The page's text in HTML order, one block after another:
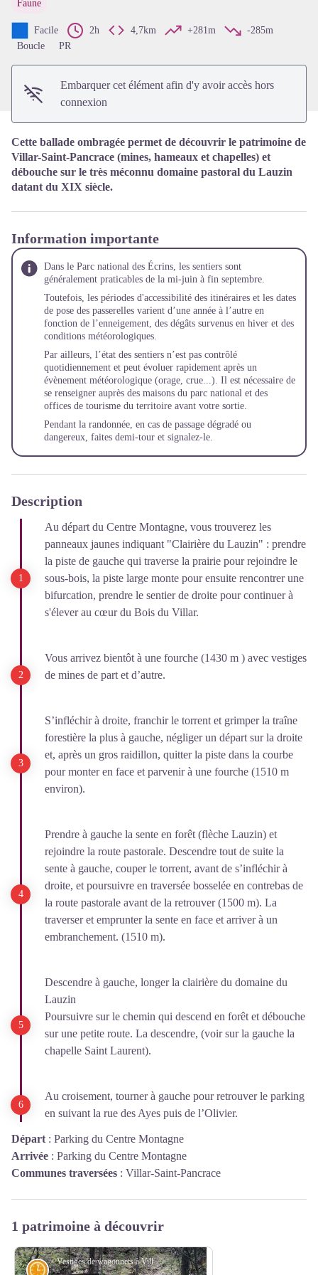
Faune
Facile 2h 4,7km +281m
-285m
Boucle
PR
Embarquer cet élément afin d'y avoir accès hors
connexion
Cette ballade ombragée permet de découvrir le patrimoine de
Villar-Saint-Pancrace (mines, hameaux et chapelles) et
débouche sur le très méconnu domaine pastoral du Lauzin
datant du XIX siècle.
Information importante
Dans le Parc national des Écrins, les sentiers sont
généralement praticables de la mi-juin à fin septembre.
Toutefois, les périodes d'accessibilité des itinéraires et les dates
de pose des passerelles varient d’une année à l’autre en
fonction de l’enneigement, des dégâts survenus en hiver et des
conditions météorologiques.
Par ailleurs, l’état des sentiers n’est pas contrôlé
quotidiennement et peut évoluer rapidement après un
évènement météorologique (orage, crue...). Il est nécessaire de
se renseigner auprès des maisons du parc national et des
offices de tourisme du territoire avant votre sortie.
Pendant la randonnée, en cas de passage dégradé ou
dangereux, faites demi-tour et signalez-le.
Description
Au départ du Centre Montagne, vous trouverez les
panneaux jaunes indiquant "Clairière du Lauzin" : prendre
la piste de gauche qui traverse la prairie pour rejoindre le
sous-bois, la piste large monte pour ensuite rencontrer une
bifurcation, prendre le sentier de droite pour continuer à
s'élever au cœur du Bois du Villar.
Vous arrivez bientôt à une fourche (1430 m ) avec vestiges
de mines de part et d’autre.
S’infléchir à droite, franchir le torrent et grimper la traîne
forestière la plus à gauche, négliger un départ sur la droite
et, après un gros raidillon, quitter la piste dans la courbe
pour monter en face et parvenir à une fourche (1510 m
environ).
Prendre à gauche la sente en forêt (flèche Lauzin) et
rejoindre la route pastorale. Descendre tout de suite la
sente à gauche, couper le torrent, avant de s’infléchir à
droite, et poursuivre en traversée bosselée en contrebas de
la route pastorale avant de la retrouver (1500 m). La
traverser et emprunter la sente en face et arriver à un
embranchement. (1510 m).
Descendre à gauche, longer la clairière du domaine du
Lauzin
Poursuivre sur le chemin qui descend en forêt et débouche
sur une petite route. La descendre, (voir sur la gauche la
chapelle Saint Laurent).
Au croisement, tourner à gauche pour retrouver le parking
en suivant la rue des Ayes puis de l’Olivier.
Départ : Parking du Centre Montagne
Arrivée : Parking du Centre Montagne
Communes traversées : Villar-Saint-Pancrace
1 patrimoine à découvrir
Vestiges de wagonnets à Villard-Saint-Pancrace - Quantin Blais © OTHV
Histoire